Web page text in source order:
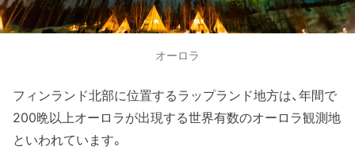
オーロラ
フィンランド北部に位置するラップランド地方は、年間で
200晩以上オーロラが出現する世界有数のオーロラ観測地
といわれています。